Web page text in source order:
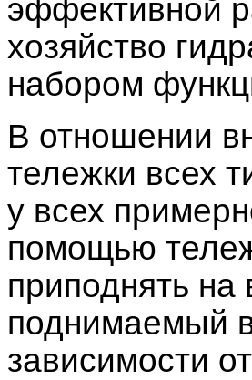
эффективной
хозяйство
набором
В отношении
тележки всех
у всех
помощью
приподнять
поднимаемый
зависимости